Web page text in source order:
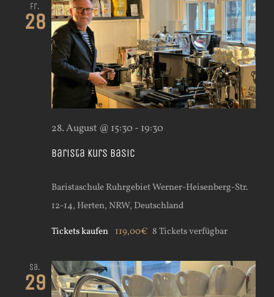
Fr.
28
Barista Kurs Basic
28. August @ 15:30- 19:30
Baristaschule RuhrgebietWerner-Heisenberg-Str.
12-14, Herten, NRW, Deutschland
Tickets kaufen 119,00€ 8 Tickets verfügbar
Sa.
29